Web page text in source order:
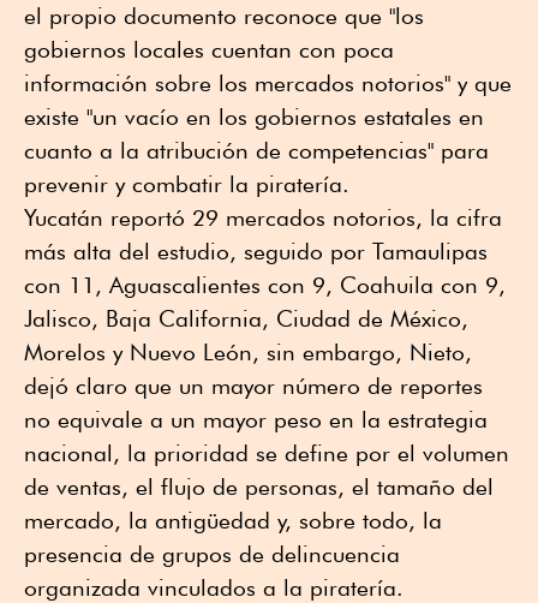
el propio documento reconoce que "los
gobiernos locales cuentan con poca
información sobre los mercados notorios" y que
existe "un vacío en los gobiernos estatales en
cuanto a la atribución de competencias" para
prevenir y combatir la piratería.
Yucatán reportó 29 mercados notorios, la cifra
más alta del estudio, seguido por Tamaulipas
con 11, Aguascalientes con 9, Coahuila con 9,
Jalisco, Baja California, Ciudad de México,
Morelos y Nuevo León, sin embargo, Nieto,
dejó claro que un mayor número de reportes
no equivale a un mayor peso en la estrategia
nacional, la prioridad se define por el volumen
de ventas, el flujo de personas, el tamaño del
mercado, la antigüedad y, sobre todo, la
presencia de grupos de delincuencia
organizada vinculados a la piratería.